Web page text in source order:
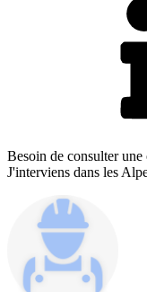
Besoin de consulter
J'interviens dans les